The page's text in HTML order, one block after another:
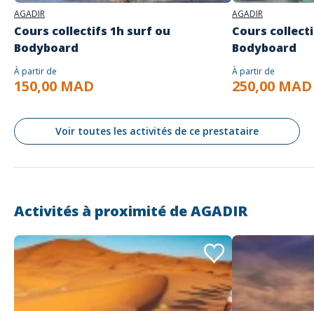
AGADIR
Cours collectifs 1h surf ou
Bodyboard
À partir de
150,00 MAD
AGADIR
Cours
Bodyboard
À partir de
250,00 MAD
Voir toutes les activités de ce prestataire
Activités à proximité deAGADIR